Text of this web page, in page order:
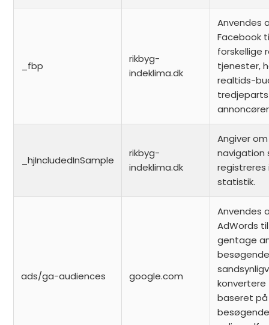
_fbp
rikbyg-
indeklima.dk
Anvendes
Facebook
forskellige
tjenester,
realtids-
_hjIncludedInSample
rikbyg-
indeklima.dk
Angiver
navigation
registreres
statistik.
ads/ga-audiences google.com
Anvendes
AdWords
gentage
konvertere
baseret